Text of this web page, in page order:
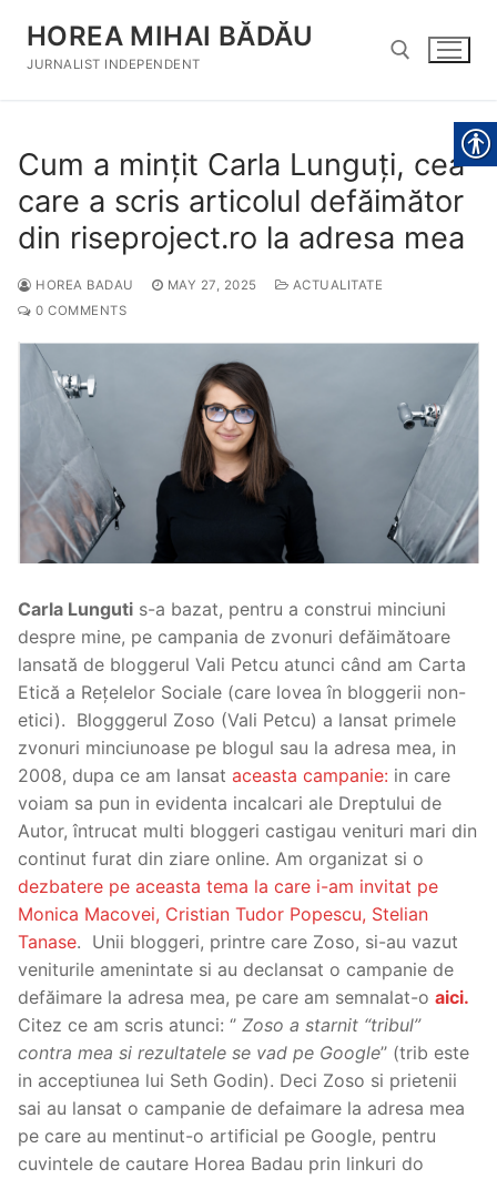
content
HOREA MIHAI BĂDĂU
JURNALIST INDEPENDENT
Cum a mințit Carla Lunguți, cea
care a scris articolul defăimător
din riseproject.ro la adresa mea
HOREA BADAU MAY 27, 2025
ACTUALITATE
0 COMMENTS
Carla Lunguti s-a bazat, pentru a construi minciuni
despre mine, pe campania de zvonuri defăimătoare
lansată de bloggerul Vali Petcu atunci când am Carta
Etică a Rețelelor Sociale (care lovea în bloggerii non-
etici). Blogggerul Zoso (Vali Petcu) a lansat primele
zvonuri minciunoase pe blogul sau la adresa mea, in
2008, dupa ce am lansat aceasta campanie: in care
voiam sa pun in evidenta incalcari ale Dreptului de
Autor, întrucat multi bloggeri castigau venituri mari din
continut furat din ziare online. Am organizat si o
dezbatere pe aceasta tema la care i-am invitat pe
Monica Macovei, Cristian Tudor Popescu, Stelian
Tanase. Unii bloggeri, printre care Zoso, si-au vazut
veniturile amenintate si au declansat o campanie de
defăimare la adresa mea, pe care am semnalat-o aici.
Citez ce am scris atunci: ‘’ Zoso a starnit “tribul”
contra mea si rezultatele se vad pe Google’’ (trib este
in acceptiunea lui Seth Godin). Deci Zoso si prietenii
sai au lansat o campanie de defaimare la adresa mea
pe care au mentinut-o artificial pe Google, pentru
cuvintele de cautare Horea Badau prin linkuri do